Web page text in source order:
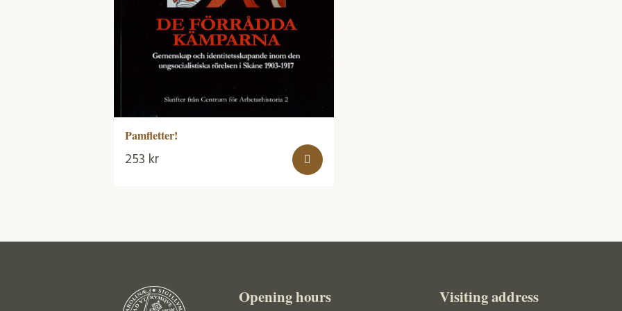
Pamfletter!
253 kr
Opening hours Visiting address